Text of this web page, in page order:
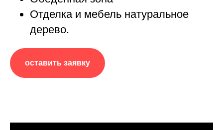
Отделка и мебель натуральное
дерево.
оставить заявку